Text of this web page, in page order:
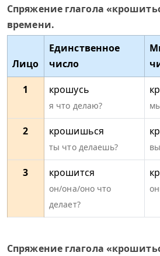
Спряжение глагола
времени.
Лицо
Единственное
число
1
крошусь
я что делаю?
2 крошишься
ты что делаешь?
3 крошится
он/она/оно что
делает?
Спряжение глагола